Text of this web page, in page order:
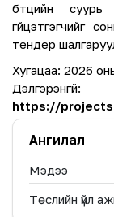
бүтцийн
гүйцэтгэгчийг
тендер
Хугацаа: 2026
Дэлгэрэнгүй:
https://
Ангилал
Мэдээ
Төслийн үйл